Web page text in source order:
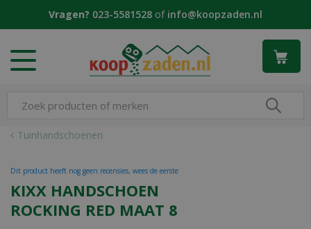
Tuinhandschoenen
Vragen? 023-5581528 of info@koopzaden.nl
KIXX HANDSCHOEN
ROCKING RED MAAT 8
Dit product heeft nog geen recensies, wees de eerste